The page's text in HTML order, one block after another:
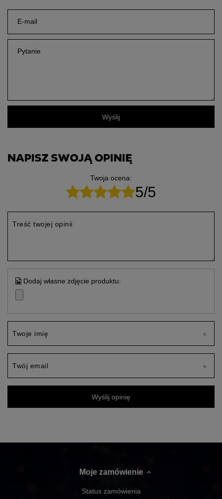
E-mail
Pytanie
Wyślij
NAPISZ SWOJĄ OPINIĘ
Twoja ocena:
5/5
Treść twojej opinii
Dodaj własne zdjęcie produktu:
Twoje imię
Twój email
Wyślij opinię
Moje zamówienie
Status zamówienia